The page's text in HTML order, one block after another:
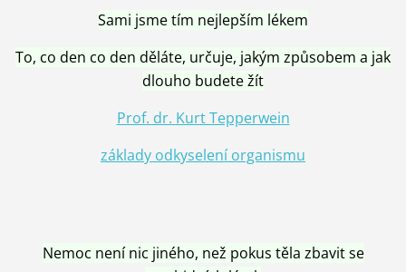
Sami jsme tím nejlepším lékem
To, co den co den děláte, určuje, jakým způsobem a jak
dlouho budete žít
Prof. dr. Kurt Tepperwein
základy odkyselení organismu
Nemoc není nic jiného, než pokus těla zbavit se